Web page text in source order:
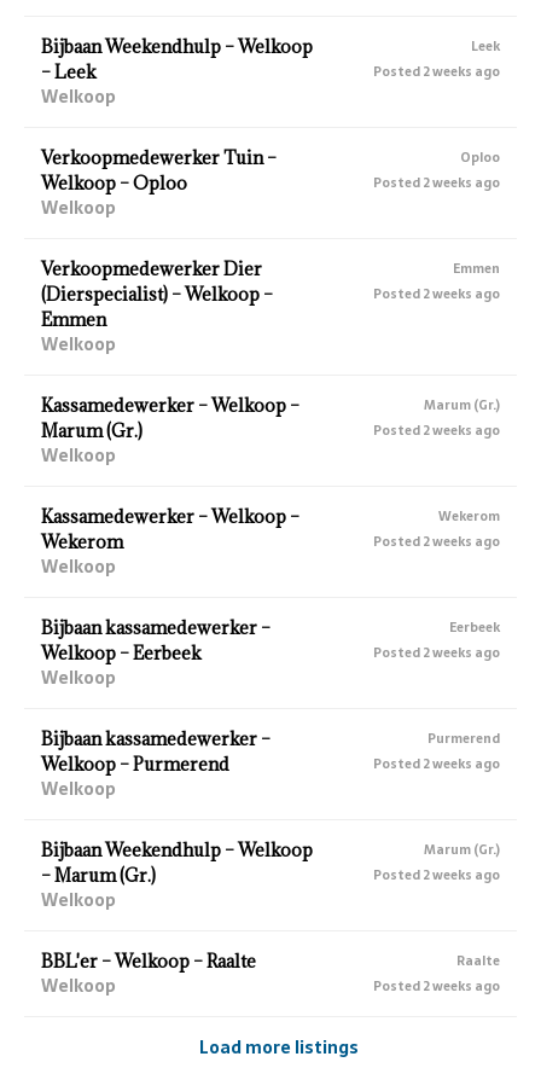
Bijbaan Weekendhulp – Welkoop
– Leek
Welkoop
Leek
Posted 2 weeks ago
Verkoopmedewerker Tuin –
Welkoop – Oploo
Welkoop
Oploo
Posted 2 weeks ago
Verkoopmedewerker Dier
(Dierspecialist) – Welkoop –
Emmen
Welkoop
Emmen
Posted 2 weeks ago
Kassamedewerker – Welkoop –
Marum (Gr.)
Welkoop
Marum (Gr.)
Posted 2 weeks ago
Kassamedewerker – Welkoop –
Wekerom
Welkoop
Wekerom
Posted 2 weeks ago
Bijbaan kassamedewerker –
Welkoop – Eerbeek
Welkoop
Eerbeek
Posted 2 weeks ago
Bijbaan kassamedewerker –
Welkoop – Purmerend
Welkoop
Purmerend
Posted 2 weeks ago
Bijbaan Weekendhulp – Welkoop
– Marum (Gr.)
Welkoop
Marum (Gr.)
Posted 2 weeks ago
BBL'er – Welkoop – Raalte
Welkoop
Raalte
Posted 2 weeks ago
Load more listings